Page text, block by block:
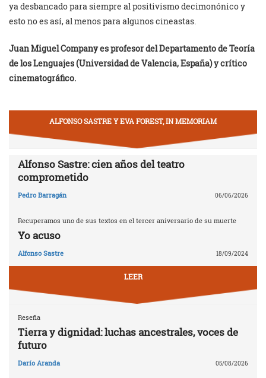
ya desbancado para siempre al positivismo decimonónico y
esto no es así, al menos para algunos cineastas.
Juan Miguel Company es profesor del Departamento de Teoría
de los Lenguajes (Universidad de Valencia, España) y crítico
cinematográfico.
ALFONSO SASTRE Y EVA FOREST, IN MEMORIAM
Alfonso Sastre: cien años del teatro
comprometido
Pedro Barragán 06/06/2026
Recuperamos uno de sus textos en el tercer aniversario de su muerte
Yo acuso
Alfonso Sastre 18/09/2024
LEER
Reseña
Tierra y dignidad: luchas ancestrales, voces de
futuro
Darío Aranda 05/08/2026